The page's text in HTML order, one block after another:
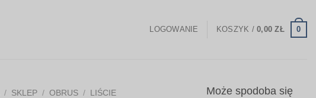
LOGOWANIE KOSZYK /0,00ZŁ 0
/ SKLEP / OBRUS / LIŚCIE
Może spodoba się